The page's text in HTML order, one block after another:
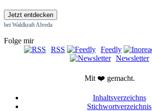
Jetzt entdecken
bei Waldkraft Alveda
Folge mir
RSS
Feedly
Newsletter
Mit ❤️ gemacht.
Inhaltsverzeichns
Stichwortverzeichnis